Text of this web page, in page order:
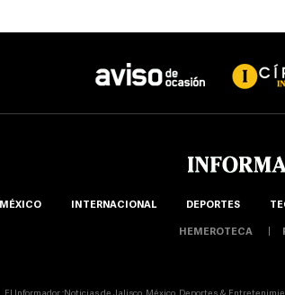
MÉXICO INTERNACIONAL DEPORTES
HEMEROTECA